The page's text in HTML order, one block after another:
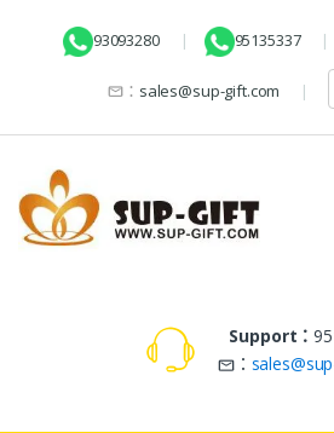
93093280 95135337
： sales@sup-gift.com
Support：
：